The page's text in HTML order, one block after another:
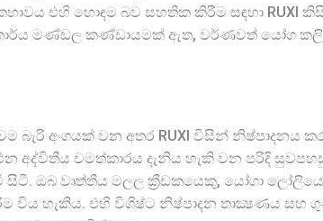
එහි හොඳම බව සහතික කිරීම සඳහා RUXI
මණ්ඩල කණ්ඩායමක් ඇත, වර්ණවත් යෝග
බැරි අංගයක් වන අතර RUXI විසින්
චමත්කාරය දැනිය හැකි වන පරිදි
ඔබ වෘත්තීය මලල ක්‍රීඩකයෙකු, යෝගා
විය හැකිය. එහි විශිෂ්ට නිෂ්පාදන තාක්‍ෂණය සහ